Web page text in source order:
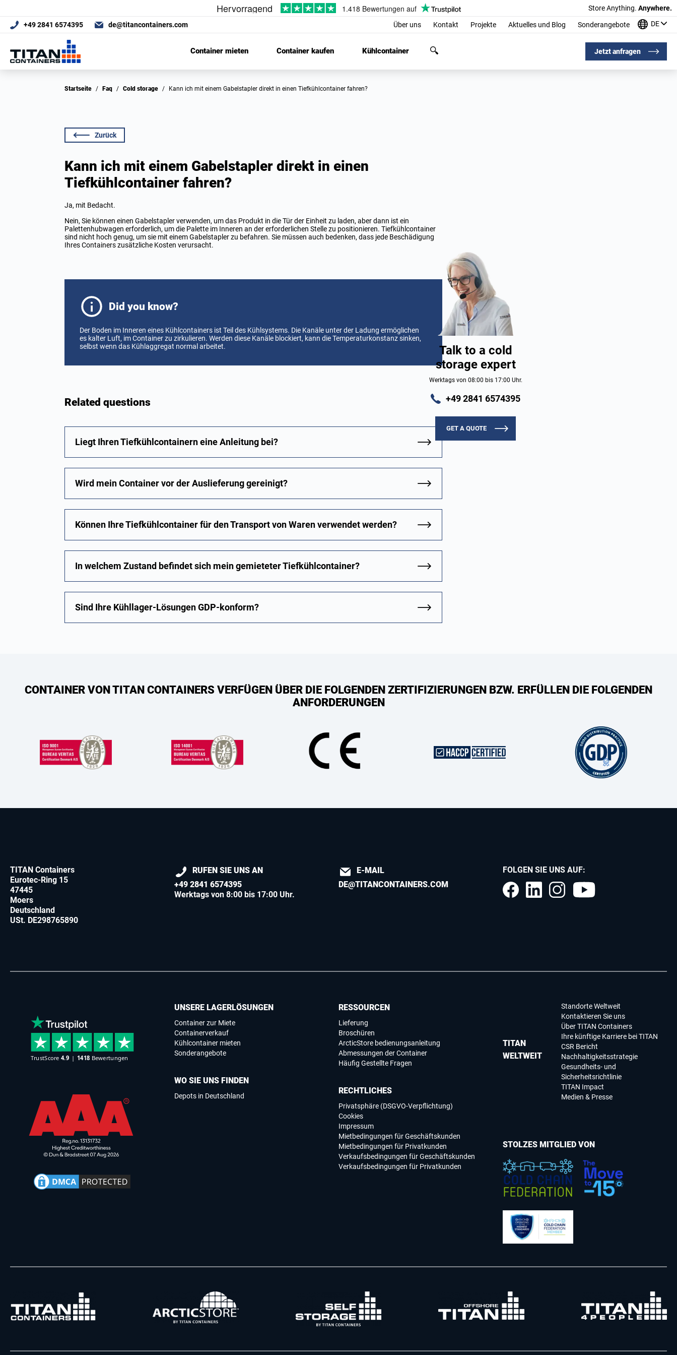
Store Anything. Anywhere.
+49 2841 6574395 de@titancontainers.com Über uns Kontakt Projekte Aktuelles und Blog Sonderangebote DE
Container mieten Container kaufen Kühlcontainer Jetzt anfragen
Startseite / Faq / Cold storage / Kann ich mit einem Gabelstapler direkt in einen Tiefkühlcontainer fahren?
Zurück
Kann ich mit einem Gabelstapler direkt in einen
Tiefkühlcontainer fahren?
Ja, mit Bedacht.
Nein, Sie können einen Gabelstapler verwenden, um das Produkt in die Tür der Einheit zu laden, aber dann ist ein
Palettenhubwagen erforderlich, um die Palette im Inneren an der erforderlichen Stelle zu positionieren. Tiefkühlcontainer
sind nicht hoch genug, um sie mit einem Gabelstapler zu befahren. Sie müssen auch bedenken, dass jede Beschädigung
Ihres Containers zusätzliche Kosten verursacht.
Did you know?
Der Boden im Inneren eines Kühlcontainers ist Teil des Kühlsystems. Die Kanäle unter der Ladung ermöglichen
es kalter Luft, im Container zu zirkulieren. Werden diese Kanäle blockiert, kann die Temperaturkonstanz sinken,
selbst wenn das Kühlaggregat normal arbeitet.
Related questions
Liegt Ihren Tiefkühlcontainern eine Anleitung bei?
Wird mein Container vor der Auslieferung gereinigt?
Können Ihre Tiefkühlcontainer für den Transport von Waren verwendet werden?
In welchem Zustand befindet sich mein gemieteter Tiefkühlcontainer?
Sind Ihre Kühllager-Lösungen GDP-konform?
Talk to a cold
storage expert
Werktags von 08:00 bis 17:00 Uhr.
+49 2841 6574395
GET A QUOTE
CONTAINER VON TITAN CONTAINERS VERFÜGEN ÜBER DIE FOLGENDEN ZERTIFIZIERUNGEN BZW. ERFÜLLEN DIE FOLGENDEN
ANFORDERUNGEN
TITAN Containers
Eurotec-Ring 15
47445
Moers
Deutschland
USt. DE298765890
RUFEN SIE UNS AN
+49 2841 6574395
Werktags von 8:00 bis 17:00 Uhr.
E-MAIL
DE@TITANCONTAINERS.COM
FOLGEN SIE UNS AUF:
UNSERE LAGERLÖSUNGEN
Container zur Miete
Containerverkauf
Kühlcontainer mieten
Sonderangebote
WO SIE UNS FINDEN
Depots in Deutschland
TITAN
WELTWEIT
Standorte Weltweit
Kontaktieren Sie uns
Über TITAN Containers
Ihre künftige Karriere bei TITAN
CSR Bericht
Nachhaltigkeitsstrategie
Gesundheits- und
Sicherheitsrichtlinie
TITAN Impact
Medien & Presse
RESSOURCEN
Lieferung
Broschüren
ArcticStore bedienungsanleitung
Abmessungen der Container
Häufig Gestellte Fragen
RECHTLICHES
Privatsphäre (DSGVO-Verpflichtung)
Cookies
Impressum
Mietbedingungen für Geschäftskunden
Mietbedingungen für Privatkunden
Verkaufsbedingungen für Geschäftskunden
Verkaufsbedingungen für Privatkunden
STOLZES MITGLIED VON